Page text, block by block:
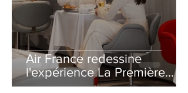
Air France redessine
l'expérience La Première
avec un salon entièrement